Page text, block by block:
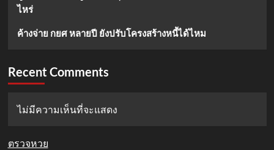
ไหร่
ค้างจ่าย กยศ หลายปี ยังปรับโครงสร้างหนี้ได้ไหม
Recent Comments
ไม่มีความเห็นที่จะแสดง
ตรวจหวย